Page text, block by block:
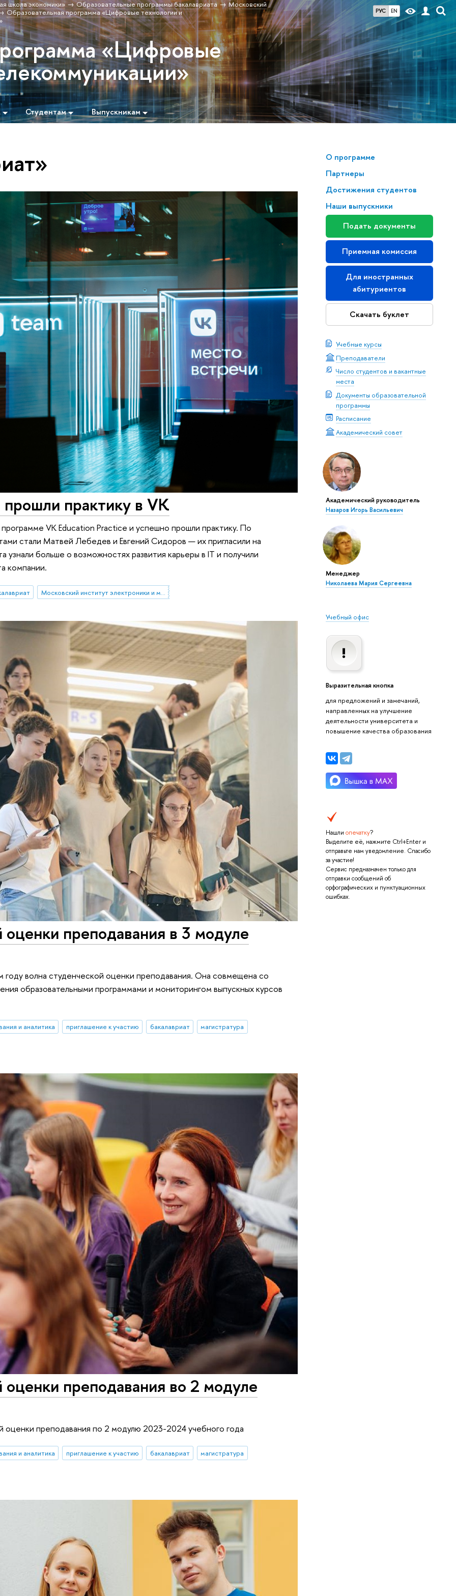
РУС EN
школа экономики» Образовательные программы бакалавриата
Московский
Образовательная программа «Цифровые технологии и
«Цифровые
Студентам Выпускникам
О программе
Партнеры
Достижения студентов
Наши выпускники
Подать документы
Приемная комиссия
Для иностранных
абитуриентов
Скачать буклет
Учебные курсы
Преподаватели
Число студентов и вакантные
места
Документы образовательной
программы
Расписание
Академический совет
Академический руководитель
Назаров Игорь Васильевич
Менеджер
Николаева Мария Сергеевна
Учебный офис
Выразительная кнопка
для предложений и замечаний,
направленных на улучшение
деятельности университета и
повышение качества образования
Нашли опечатку?
Выделите её, нажмите Ctrl+Enter и
отправьте нам уведомление. Спасибо
за участие!
Сервис предназначен только для
отправки сообщений об
орфографических и пунктуационных
ошибках.
практику в VK
VK Education Practice и успешно прошли практику. По
стали Матвей Лебедев и Евгений Сидоров — их пригласили на
узнали больше о возможностях развития карьеры в IT и получили
компании.
оценки преподавания в 3 модуле
году волна студенческой оценки преподавания. Она совмещена со
образовательными программами и мониторингом выпускных курсов
и аналитика приглашение к участию бакалавриат магистратура
оценки преподавания во 2 модуле
оценки преподавания по 2 модулю 2023-2024 учебного года
и аналитика приглашение к участию бакалавриат магистратура